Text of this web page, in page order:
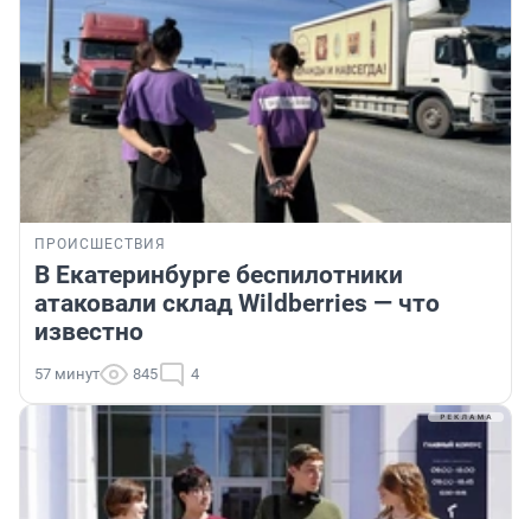
ПРОИСШЕСТВИЯ
В Екатеринбурге беспилотники
атаковали склад Wildberries — что
известно
57 минут 845 4